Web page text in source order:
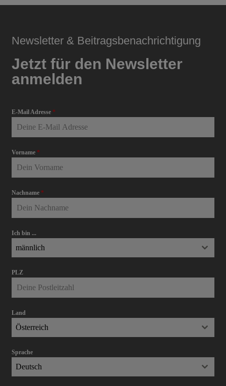
Newsletter & Beitragsbenachrichtigung
Jetzt für den Newsletter
anmelden
E-Mail Adresse*
Vorname*
Nachname*
Ich bin ...
männlich
PLZ
Land
Österreich
Sprache
Deutsch